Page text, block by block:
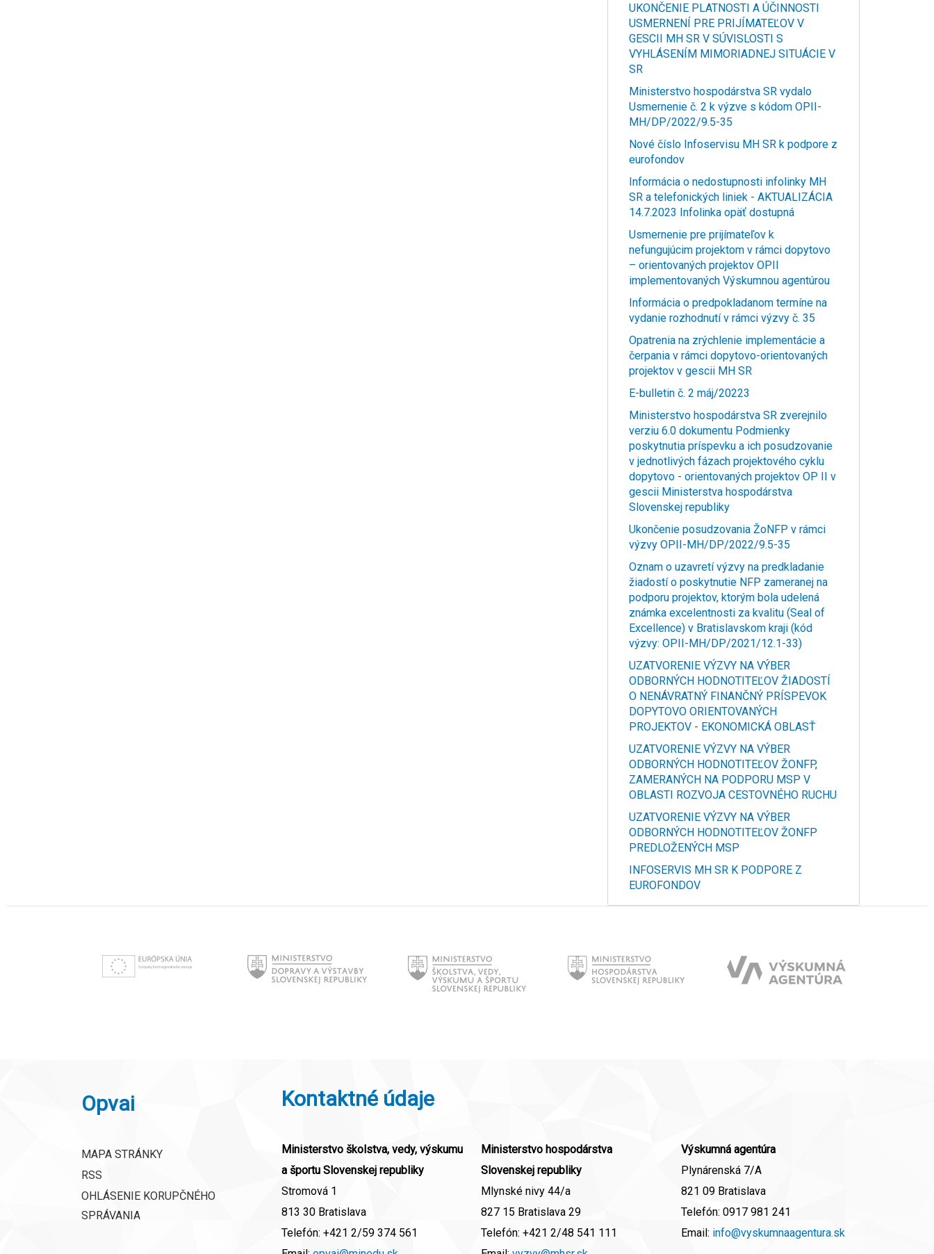
UKONČENIE PLATNOSTI A ÚČINNOSTI
USMERNENÍ PRE PRIJÍMATEĽOV V
GESCII MH SR V SÚVISLOSTI S
VYHLÁSENÍM MIMORIADNEJ SITUÁCIE V
SR
Ministerstvo hospodárstva SR vydalo
Usmernenie č. 2 k výzve s kódom OPII-
MH/DP/2022/9.5-35
Nové číslo Infoservisu MH SR k podpore z
eurofondov
Informácia o nedostupnosti infolinky MH
SR a telefonických liniek - AKTUALIZÁCIA
14.7.2023 Infolinka opäť dostupná
Usmernenie pre prijímateľov k
nefungujúcim projektom v rámci dopytovo
– orientovaných projektov OPII
implementovaných Výskumnou agentúrou
Informácia o predpokladanom termíne na
vydanie rozhodnutí v rámci výzvy č. 35
Opatrenia na zrýchlenie implementácie a
čerpania v rámci dopytovo-orientovaných
projektov v gescii MH SR
E-bulletin č. 2 máj/20223
Ministerstvo hospodárstva SR zverejnilo
verziu 6.0 dokumentu Podmienky
poskytnutia príspevku a ich posudzovanie
v jednotlivých fázach projektového cyklu
dopytovo - orientovaných projektov OP II v
gescii Ministerstva hospodárstva
Slovenskej republiky
Ukončenie posudzovania ŽoNFP v rámci
výzvy OPII-MH/DP/2022/9.5-35
Oznam o uzavretí výzvy na predkladanie
žiadostí o poskytnutie NFP zameranej na
podporu projektov, ktorým bola udelená
známka excelentnosti za kvalitu (Seal of
Excellence) v Bratislavskom kraji (kód
výzvy: OPII-MH/DP/2021/12.1-33)
UZATVORENIE VÝZVY NA VÝBER
ODBORNÝCH HODNOTITEĽOV ŽIADOSTÍ
O NENÁVRATNÝ FINANČNÝ PRÍSPEVOK
DOPYTOVO ORIENTOVANÝCH
PROJEKTOV - EKONOMICKÁ OBLASŤ
UZATVORENIE VÝZVY NA VÝBER
ODBORNÝCH HODNOTITEĽOV ŽONFP,
ZAMERANÝCH NA PODPORU MSP V
OBLASTI ROZVOJA CESTOVNÉHO RUCHU
UZATVORENIE VÝZVY NA VÝBER
ODBORNÝCH HODNOTITEĽOV ŽONFP
PREDLOŽENÝCH MSP
INFOSERVIS MH SR K PODPORE Z
EUROFONDOV
Opvai
MAPA STRÁNKY
RSS
OHLÁSENIE KORUPČNÉHO
SPRÁVANIA
Kontaktné údaje
Ministerstvo školstva, vedy, výskumu
a športu Slovenskej republiky
Stromová 1
813 30 Bratislava
Telefón: +421 2/59 374 561
Ministerstvo hospodárstva
Slovenskej republiky
Mlynské nivy 44/a
827 15 Bratislava 29
Telefón: +421 2/48 541 111
Výskumná agentúra
Plynárenská 7/A
821 09 Bratislava
Telefón: 0917 981 241
Email: info@vyskumnaagentura.sk